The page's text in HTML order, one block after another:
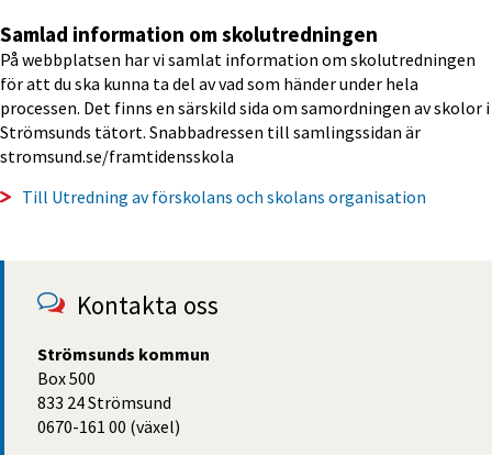
Samlad information om skolutredningen
På webbplatsen har vi samlat information om skolutredningen
för att du ska kunna ta del av vad som händer under hela
processen. Det finns en särskild sida om samordningen av skolor i
Strömsunds tätort. Snabbadressen till samlingssidan är
stromsund.se/framtidensskola
Till Utredning av förskolans och skolans organisation
Kontakta oss
Strömsunds kommun
Box 500
833 24 Strömsund
0670-161 00 (växel)